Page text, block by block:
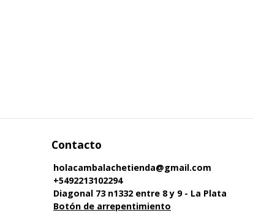
Contacto
holacambalachetienda@gmail.com
+5492213102294
Diagonal 73 n1332 entre 8 y 9 - La Plata
Botón de arrepentimiento